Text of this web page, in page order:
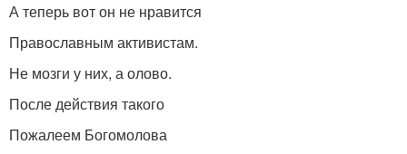
А теперь вот он не нравится
Православным активистам.
Не мозги у них, а олово.
После действия такого
Пожалеем Богомолова